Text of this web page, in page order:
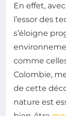
En effet,
l’essor des
s’éloigne
comme
Colombie,
de cette
nature est